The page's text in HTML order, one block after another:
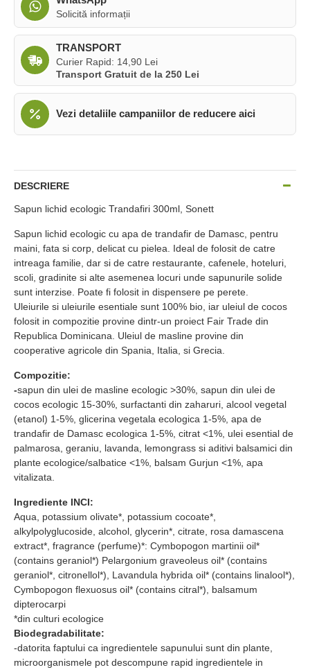
Solicită informații
TRANSPORT
Curier Rapid: 14,90 Lei
Transport Gratuit de la 250 Lei
Vezi detaliile campaniilor de reducere aici
DESCRIERE
Sapun lichid ecologic Trandafiri 300ml, Sonett
Sapun lichid ecologic cu apa de trandafir de Damasc, pentru
maini, fata si corp, delicat cu pielea. Ideal de folosit de catre
intreaga familie, dar si de catre restaurante, cafenele, hoteluri,
scoli, gradinite si alte asemenea locuri unde sapunurile solide
sunt interzise. Poate fi folosit in dispensere pe perete.
Uleiurile si uleiurile esentiale sunt 100% bio, iar uleiul de cocos
folosit in compozitie provine dintr-un proiect Fair Trade din
Republica Dominicana. Uleiul de masline provine din
cooperative agricole din Spania, Italia, si Grecia.
Compozitie:
-sapun din ulei de masline ecologic >30%, sapun din ulei de
cocos ecologic 15-30%, surfactanti din zaharuri, alcool vegetal
(etanol) 1-5%, glicerina vegetala ecologica 1-5%, apa de
trandafir de Damasc ecologica 1-5%, citrat <1%, ulei esential de
palmarosa, geraniu, lavanda, lemongrass si aditivi balsamici din
plante ecologice/salbatice <1%, balsam Gurjun <1%, apa
vitalizata.
Ingrediente INCI:
Aqua, potassium olivate*, potassium cocoate*,
alkylpolyglucoside, alcohol, glycerin*, citrate, rosa damascena
extract*, fragrance (perfume)*: Cymbopogon martinii oil*
(contains geraniol*) Pelargonium graveoleus oil* (contains
geraniol*, citronellol*), Lavandula hybrida oil* (contains linalool*),
Cymbopogon flexuosus oil* (contains citral*), balsamum
dipterocarpi
*din culturi ecologice
Biodegradabilitate:
-datorita faptului ca ingredientele sapunului sunt din plante,
microorganismele pot descompune rapid ingredientele in